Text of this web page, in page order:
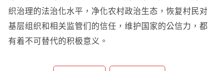
织治理的法治化水平，净化农村政治生态，恢复村民对
基层组织和相关监管们的信任，维护国家的公信力，都
有着不可替代的积极意义。